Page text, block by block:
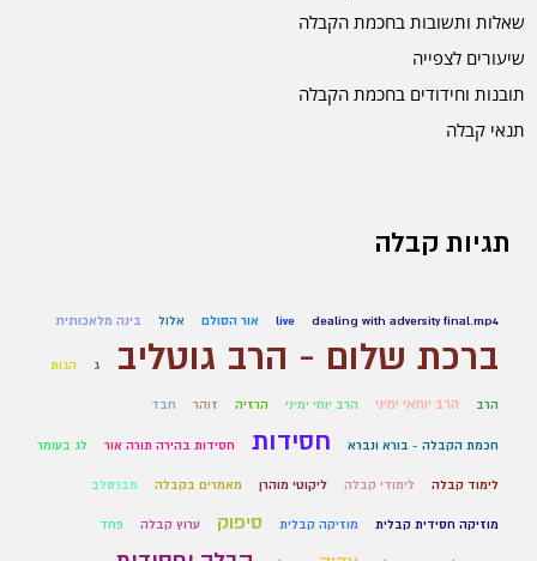
שאלות ותשובות בחכמת הקבלה
שיעורים לצפייה
תובנות וחידודים בחכמת הקבלה
תנאי קבלה
תגיות קבלה
dealing with adversity final.mp4
live אור הסולם אלול בינה מלאכותית
ברכת שלום - הרב גוטליב ג הגות
הרב הרב יוחאי ימיני הרב יוחי ימיני הרזיה זוהר חבד
חכמת הקבלה - בורא ונברא חסידות חסידות בהירה תורה אור לג בעומר
לימוד קבלה לימודי קבלה ליקוטי מוהרן מאמרים בקבלה מברסלב
מוזיקה חסידית קבלית מוזיקה קבלית סיפוק ערוץ קבלה פחד